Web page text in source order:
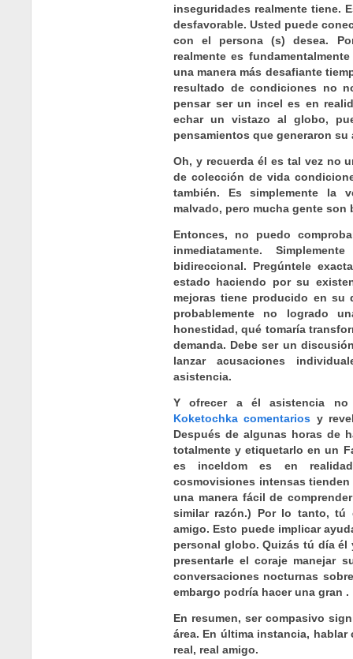
inseguridades realmente tiene.
desfavorable. Usted puede
con el persona (s) desea.
realmente es
una manera más desafiante
resultado de condiciones no
pensar ser un incel es en
echar un vistazo al globo,
pensamientos que generaron
Oh, y recuerda él es tal vez no
de colección de vida
también. Es simplemente la
malvado, pero mucha gente son
Entonces, no puedo
inmediatamente.
bidireccional. Pregúntele
estado haciendo por su
mejoras tiene producido en su
probablemente no logrado
honestidad, qué tomaría
demanda. Debe ser un
lanzar acusaciones
asistencia.
Y ofrecer a él asistencia no
Koketochka comentarios y
Después de algunas horas de
totalmente y etiquetarlo en un
es inceldom es en
cosmovisiones intensas
una manera fácil de
similar razón.) Por lo tanto, tú
amigo. Esto puede implicar
personal globo. Quizás tú día él
presentarle el coraje manejar
conversaciones nocturnas
embargo podría hacer una gran .
En resumen, ser compasivo
área. En última instancia,
real, real amigo.